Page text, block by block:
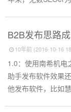
B2B发布思路
10年前 (2016-10-16
1.0：使用南希机电
助手发布软件效果
他发布软件，比如